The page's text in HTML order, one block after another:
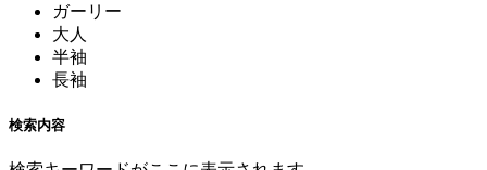
ガーリー
大人
半袖
長袖
検索内容